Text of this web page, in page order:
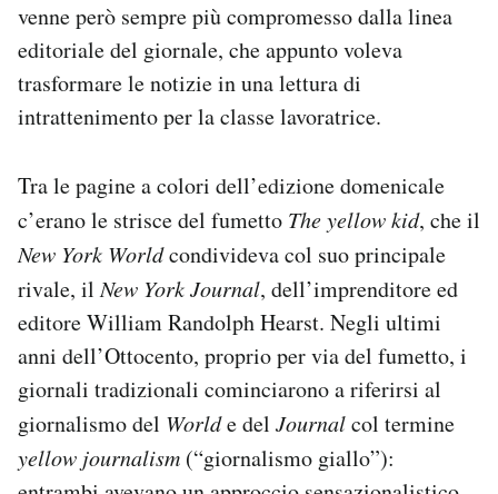
venne però sempre più compromesso dalla linea
editoriale del giornale, che appunto voleva
trasformare le notizie in una lettura di
intrattenimento per la classe lavoratrice.
Tra le pagine a colori dell’edizione domenicale
c’erano le strisce del fumetto The yellow kid, che il
New York Worldcondivideva col suo principale
rivale, ilNew York Journal, dell’imprenditore ed
editore William Randolph Hearst. Negli ultimi
anni dell’Ottocento, proprio per via del fumetto, i
giornali tradizionali cominciarono a riferirsi al
giornalismo del Worlde del Journalcol termine
yellow journalism (“giornalismo giallo”):